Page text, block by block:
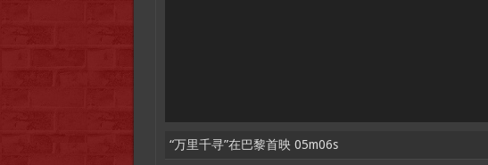
“万里千寻”在巴黎首映 05m06s